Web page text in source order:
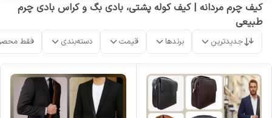
کیف چرم مردانه | کیف کوله پشتی، بادی بگ و کراس بادی چرم
طبیعی
جدیدترین برندها قیمت دسته‌بندی فقط